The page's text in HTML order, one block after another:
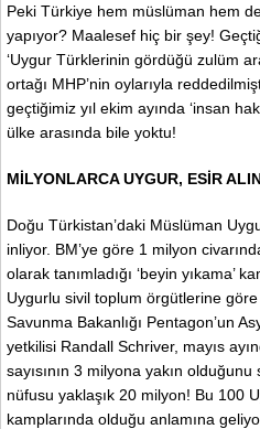
Peki Türkiye hem müslüman hem
yapıyor? Maalesef hiç bir şey!
‘Uygur Türklerinin gördüğü zulüm
ortağı MHP’nin oylarıyla
geçtiğimiz yıl ekim ayında ‘insan
ülke arasında bile yoktu!
MİLYONLARCA UYGUR, ESİR
Doğu Türkistan’daki Müslüman
inliyor. BM’ye göre 1 milyon
olarak tanımladığı ‘beyin yıkama’
Uygurlu sivil toplum örgütlerine
Savunma Bakanlığı Pentagon’un
yetkilisi Randall Schriver, mayıs
sayısının 3 milyona yakın
nüfusu yaklaşık 20 milyon! Bu 100
kamplarında olduğu anlamına